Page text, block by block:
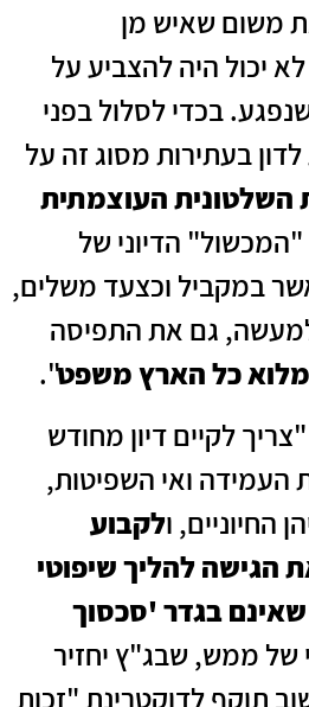
משום שאיש מן
יכול היה להצביע על
בכדי לסלול בפני
בעתירות מסוג זה על
השלטונית העוצמתית
"המכשול" הדיוני של
במקביל וכצעד משלים,
גם את התפיסה
מלוא כל הארץ משפט".
לקיים דיון מחודש
העמידה ואי השפיטות,
החיוניים, ולקבוע
הגישה להליך שיפוטי
שאינם בגדר 'סכסוך
של ממש, שבג"ץ יחזיר
תוקף לדוקטרינת "זכות